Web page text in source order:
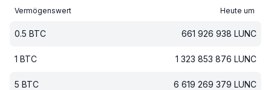
Vermögenswert Heute um
0.5 BTC 661 926 938 LUNC
1 BTC 1 323 853 876 LUNC
5 BTC 6 619 269 379 LUNC